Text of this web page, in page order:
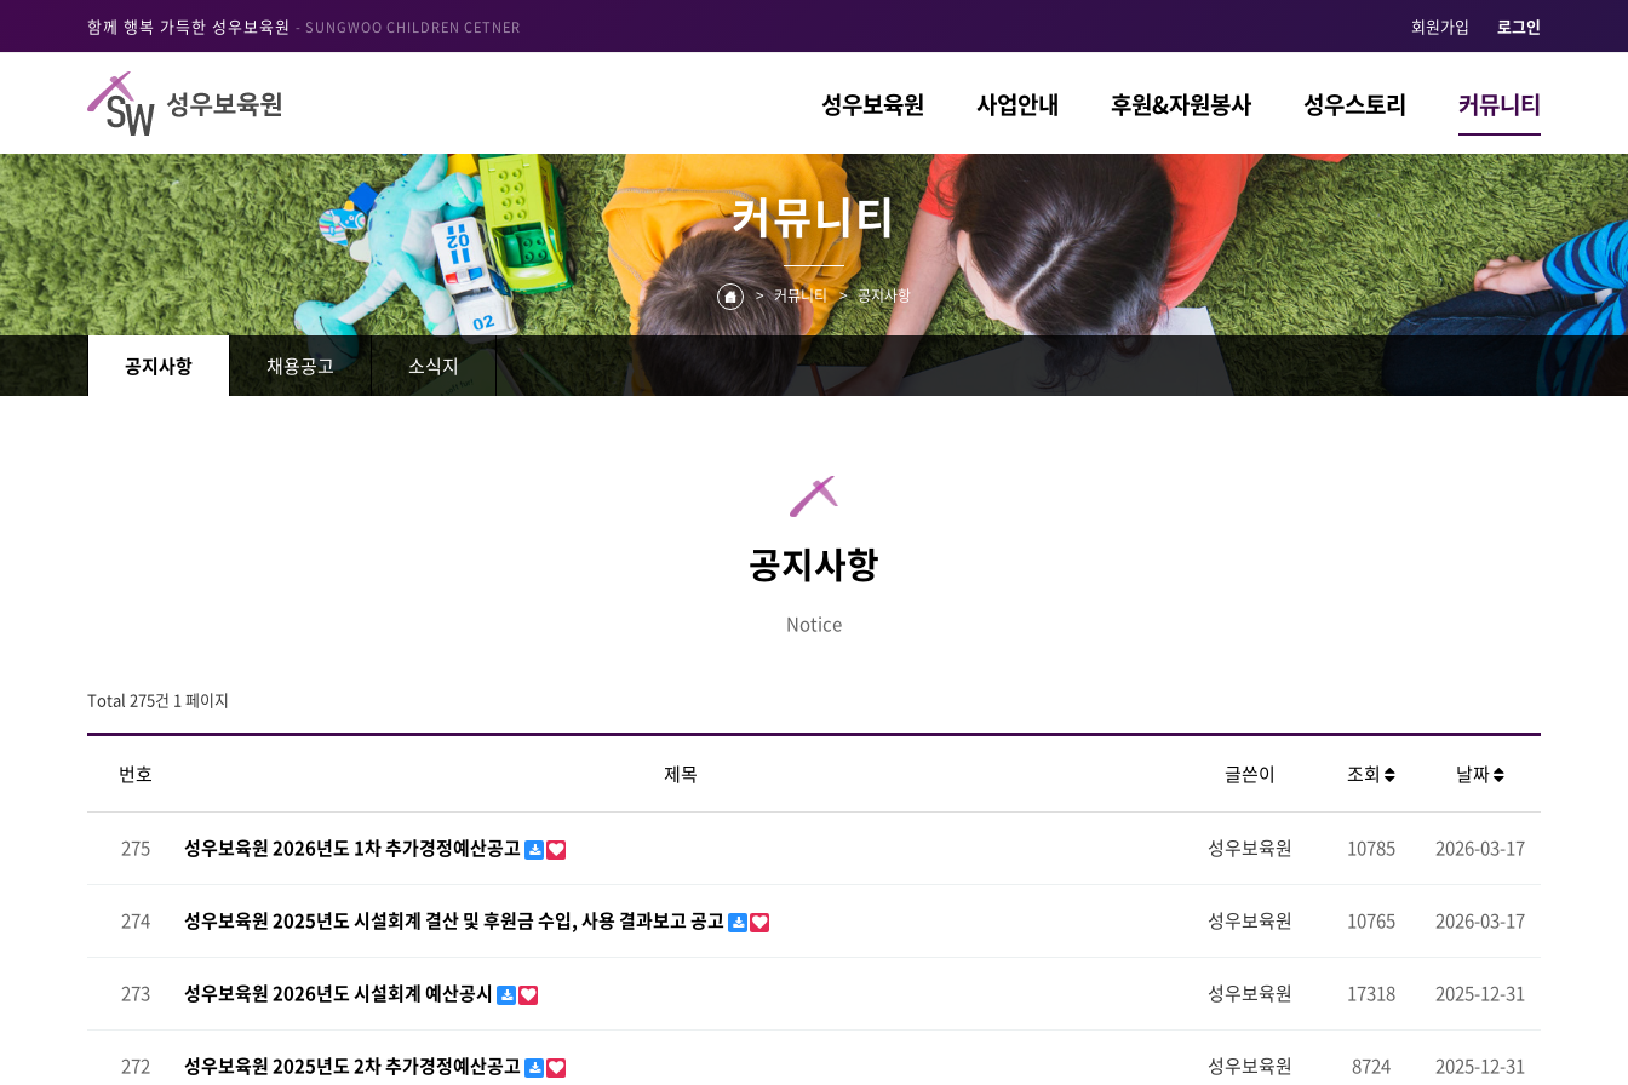
함께 행복 가득한 성우보육원 - SUNGWOO CHILDREN CETNER 회원가입 로그인
성우보육원 사업안내 후원&자원봉사 성우스토리 커뮤니티
커뮤니티
> 커뮤니티 > 공지사항
공지사항 채용공고 소식지
공지사항
Notice
Total 275건 1 페이지
번호 제목 글쓴이 조회 날짜
275 성우보육원 2026년도 1차 추가경정예산공고 성우보육원 10785 2026-03-17
274 성우보육원 2025년도 시설회계 결산 및 후원금 수입, 사용 결과보고 공고 성우보육원 10765 2026-03-17
273 성우보육원 2026년도 시설회계 예산공시 성우보육원 17318 2025-12-31
272 성우보육원 2025년도 2차 추가경정예산공고 성우보육원 8724 2025-12-31